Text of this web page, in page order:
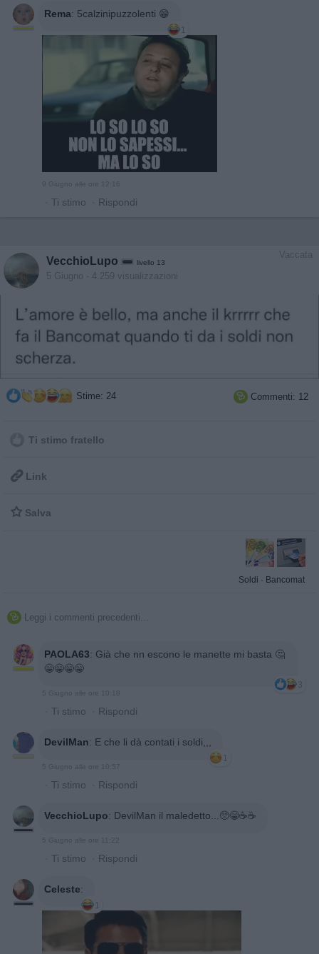
Rema: 5calzinipuzzolenti 😁
1
9 Giugno alle ore 12:16
· Ti stimo · Rispondi
Vaccata
VecchioLupo livello 13
5 Giugno - 4.259 visualizzazioni
Stime: 24  Commenti: 12
Ti stimo fratello
 Link
 Salva
Soldi · Bancomat
 Leggi i commenti precedenti...
PAOLA63: Già che nn escono le manette mi basta 🤔
😁😁😁😁
3
5 Giugno alle ore 10:18
· Ti stimo · Rispondi
DevilMan: E che li dà contati i soldi,,,
1
5 Giugno alle ore 10:57
· Ti stimo · Rispondi
VecchioLupo: DevilMan il maledetto...🥺😁☕☕
5 Giugno alle ore 11:22
· Ti stimo · Rispondi
Celeste:
1